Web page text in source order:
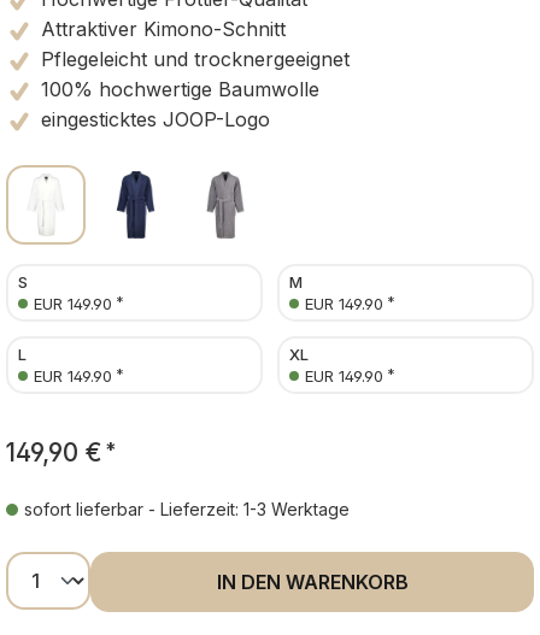
Attraktiver Kimono-Schnitt
Pflegeleicht und trocknergeeignet
100% hochwertige Baumwolle
eingesticktes JOOP-Logo
S
EUR 149.90 *
M
EUR 149.90 *
L
EUR 149.90 *
XL
EUR 149.90 *
149,90 € *
sofort lieferbar - Lieferzeit: 1-3 Werktage
Produkt Anzahl: Gib den gewünschten
IN DEN WARENKORB